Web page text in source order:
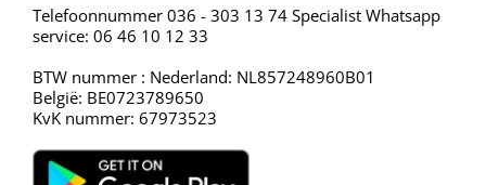
Telefoonnummer 036 - 303 13 74 Specialist Whatsapp
service: 06 46 10 12 33
BTW nummer : Nederland: NL857248960B01
België: BE0723789650
KvK nummer: 67973523